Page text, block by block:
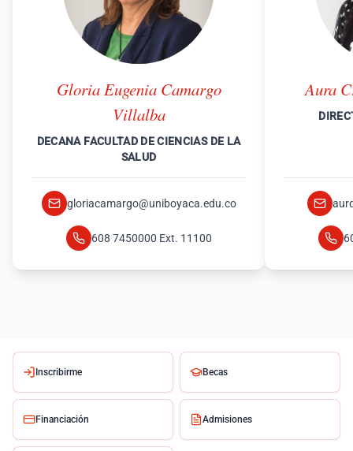
Gloria Eugenia Camargo
Villalba
DECANA FACULTAD DE CIENCIAS DE LA
SALUD
gloriacamargo@uniboyaca.edu.co
608 7450000 Ext. 11100
Aura
Inscribirme Becas
Financiación Admisiones